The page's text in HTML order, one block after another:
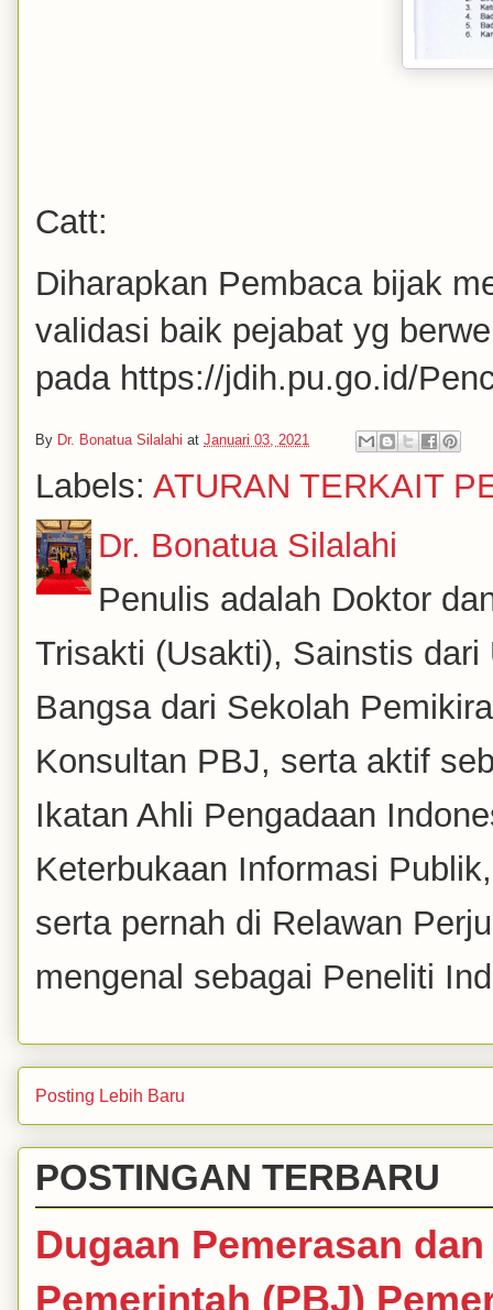
Catt:
Diharapkan Pembaca bijak
validasi baik pejabat yg
pada https://jdih.pu.go.id/
By Dr. Bonatua Silalahi at Januari 03, 2021
Labels: ATURAN TERKAIT
Dr. Bonatua Silalahi
Penulis adalah Doktor
Trisakti (Usakti), Sainstis
Bangsa dari Sekolah
Konsultan PBJ, serta aktif
Ikatan Ahli Pengadaan
Keterbukaan Informasi
serta pernah di Relawan
mengenal sebagai Peneliti
Posting Lebih Baru
POSTINGAN TERBARU
Dugaan Pemerasan
Pemerintah (PBJ)